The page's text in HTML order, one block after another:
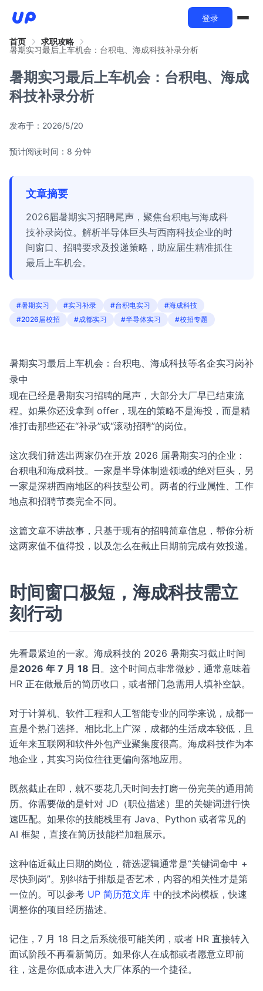
登录
首页
求职攻略
暑期实习最后上车机会：台积电、海成科技补录分析
暑期实习最后上车机会：台积电、海成
科技补录分析
发布于： 2026/5/20
预计阅读时间：8 分钟
文章摘要
2026届暑期实习招聘尾声，聚焦台积电与海成科
技补录岗位。解析半导体巨头与西南科技企业的时
间窗口、招聘要求及投递策略，助应届生精准抓住
最后上车机会。
#暑期实习 #实习补录 #台积电实习
#海成科技
#2026届校招
#成都实习 #半导体实习 #校招专题
暑期实习最后上车机会：台积电、海成科技等名企实习岗补
录中
现在已经是暑期实习招聘的尾声，大部分大厂早已结束流
程。如果你还没拿到 offer，现在的策略不是海投，而是精
准打击那些还在“补录”或“滚动招聘”的岗位。
这次我们筛选出两家仍在开放 2026 届暑期实习的企业：
台积电和海成科技。一家是半导体制造领域的绝对巨头，另
一家是深耕西南地区的科技型公司。两者的行业属性、工作
地点和招聘节奏完全不同。
这篇文章不讲故事，只基于现有的招聘简章信息，帮你分析
这两家值不值得投，以及怎么在截止日期前完成有效投递。
时间窗口极短，海成科技需立
刻行动
先看最紧迫的一家。海成科技的 2026 暑期实习截止时间
是2026 年 7 月 18 日。这个时间点非常微妙，通常意味着
HR 正在做最后的简历收口，或者部门急需用人填补空缺。
对于计算机、软件工程和人工智能专业的同学来说，成都一
直是个热门选择。相比北上广深，成都的生活成本较低，且
近年来互联网和软件外包产业聚集度很高。海成科技作为本
地企业，其实习岗位往往更偏向落地应用。
既然截止在即，就不要花几天时间去打磨一份完美的通用简
历。你需要做的是针对 JD（职位描述）里的关键词进行快
速匹配。如果你的技能栈里有 Java、Python 或者常见的
AI 框架，直接在简历技能栏加粗展示。
这种临近截止日期的岗位，筛选逻辑通常是“关键词命中 +
尽快到岗”。别纠结于排版是否艺术，内容的相关性才是第
一位的。可以参考 UP 简历范文库 中的技术岗模板，快速
调整你的项目经历描述。
记住，7 月 18 日之后系统很可能关闭，或者 HR 直接转入
面试阶段不再看新简历。如果你人在成都或者愿意立即前
往，这是你低成本进入大厂体系的一个捷径。